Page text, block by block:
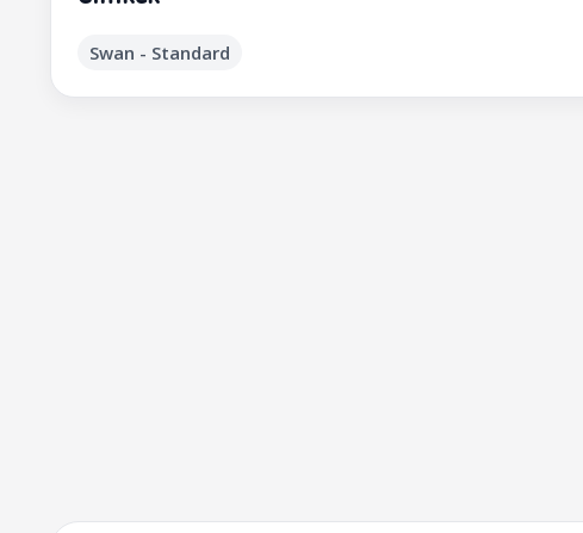
Swan - Standard